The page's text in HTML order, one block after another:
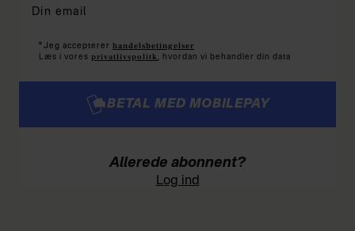
* Jeg accepterer handelsbetingelser
Læs i vores privatlivspolitk , hvordan vi behandler din data
BETAL MED MOBILEPAY
Allerede abonnent?
Log ind